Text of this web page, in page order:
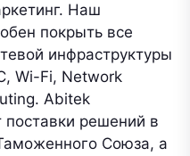
Наш
покрыть все
инфраструктуры
Wi-Fi, Network
Abitek
решений в
Союза, а